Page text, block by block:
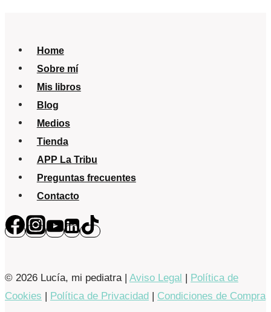
Home
Sobre mí
Mis libros
Blog
Medios
Tienda
APP La Tribu
Preguntas frecuentes
Contacto
© 2026 Lucía, mi pediatra | Aviso Legal
Política de
Cookies
Política de Privacidad Condiciones de Compra